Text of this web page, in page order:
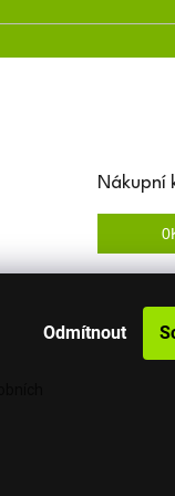
Odmítnout
Nákupní
0